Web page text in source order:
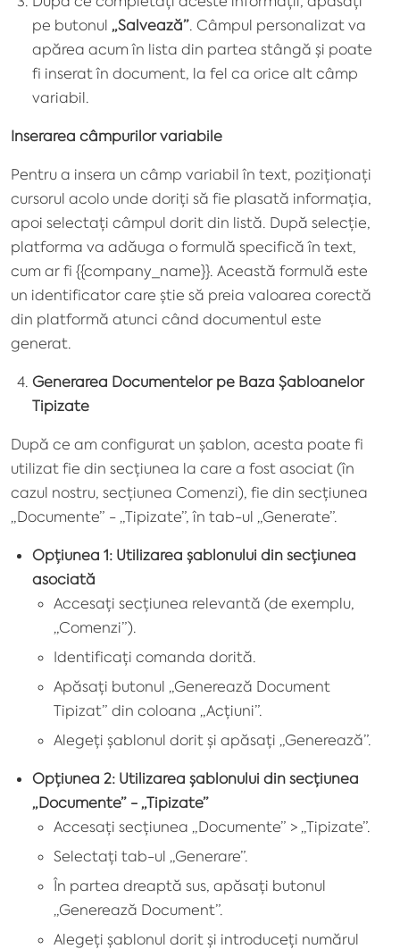
pe butonul „Salvează”. Câmpul personalizat va
apărea acum în lista din partea stângă și poate
fi inserat în document, la fel ca orice alt câmp
variabil.
Inserarea câmpurilor variabile
Pentru a insera un câmp variabil în text, poziționați
cursorul acolo unde doriți să fie plasată informația,
apoi selectați câmpul dorit din listă. După selecție,
platforma va adăuga o formulă specifică în text,
cum ar fi {{company_name}}. Această formulă este
un identificator care știe să preia valoarea corectă
din platformă atunci când documentul este
generat.
Generarea Documentelor pe Baza Șabloanelor
Tipizate
După ce am configurat un șablon, acesta poate fi
utilizat fie din secțiunea la care a fost asociat (în
cazul nostru, secțiunea Comenzi), fie din secțiunea
„Documente” - „Tipizate”, în tab-ul „Generate”.
Opțiunea 1: Utilizarea șablonului din secțiunea
asociată
Accesați secțiunea relevantă (de exemplu,
„Comenzi”).
Identificați comanda dorită.
Apăsați butonul „Generează Document
Tipizat” din coloana „Acțiuni”.
Alegeți șablonul dorit și apăsați „Generează”.
Opțiunea 2: Utilizarea șablonului din secțiunea
„Documente” - „Tipizate”
Accesați secțiunea „Documente” > „Tipizate”.
Selectați tab-ul „Generare”.
În partea dreaptă sus, apăsați butonul
„Generează Document”.
Alegeți șablonul dorit și introduceți numărul